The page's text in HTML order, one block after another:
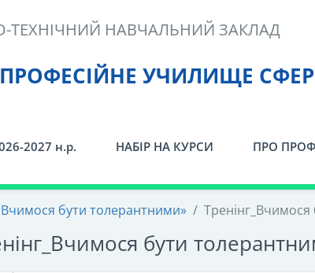
УЧИЛИЩЕ
НАВЧАЛЬНИЙ ЗАКЛАД
2027 н.р. НАБІР НА КУРСИ ПРО
бути толерантними» /
бути